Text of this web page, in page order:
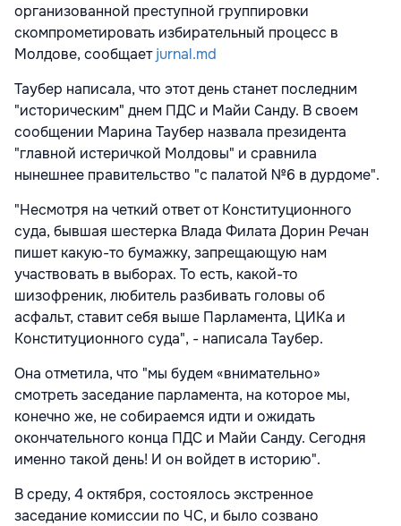
организованной преступной группировки
скомпрометировать избирательный процесс в
Молдове, сообщаетjurnal.md
Таубер написала, что этот день станет последним
"историческим" днем ПДС и Майи Санду. В своем
сообщении Марина Таубер назвала президента
"главной истеричкой Молдовы" и сравнила
нынешнее правительство "с палатой №6 в дурдоме".
"Несмотря на четкий ответ от Конституционного
суда, бывшая шестерка Влада Филата Дорин Речан
пишет какую-то бумажку, запрещающую нам
участвовать в выборах. То есть, какой-то
шизофреник, любитель разбивать головы об
асфальт, ставит себя выше Парламента, ЦИКа и
Конституционного суда", - написала Таубер.
Она отметила, что "мы будем «внимательно»
смотреть заседание парламента, на которое мы,
конечно же, не собираемся идти и ожидать
окончательного конца ПДС и Майи Санду. Сегодня
именно такой день! И он войдет в историю".
В среду, 4 октября, состоялось экстренное
заседание комиссии по ЧС, и было созвано